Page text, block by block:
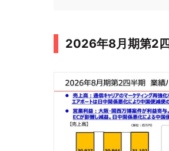
2026年8月期第2